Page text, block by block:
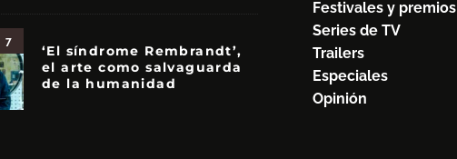
7
‘El síndrome Rembrandt’,
el arte como salvaguarda
de la humanidad
Festivales y premios
Series de TV
Trailers
Especiales
Opinión